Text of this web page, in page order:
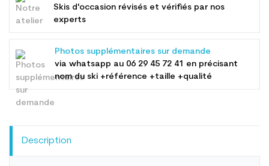
Skis d'occasion révisés et vérifiés par nos
experts
Photos supplémentaires sur demande
via whatsapp au 06 29 45 72 41 en précisant
nom du ski +référence +taille +qualité
Description